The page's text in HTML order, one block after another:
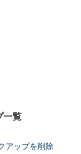
一覧
アップを削除